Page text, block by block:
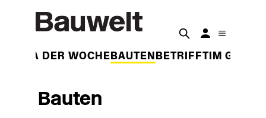
THEMA DER WOCHE BAUTEN BETRIFFT IM
Bauten